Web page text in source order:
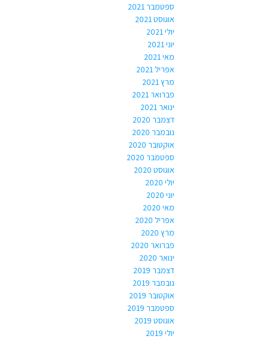
ספטמבר 2021
אוגוסט 2021
יולי 2021
יוני 2021
מאי 2021
אפריל 2021
מרץ 2021
פברואר 2021
ינואר 2021
דצמבר 2020
נובמבר 2020
אוקטובר 2020
ספטמבר 2020
אוגוסט 2020
יולי 2020
יוני 2020
מאי 2020
אפריל 2020
מרץ 2020
פברואר 2020
ינואר 2020
דצמבר 2019
נובמבר 2019
אוקטובר 2019
ספטמבר 2019
אוגוסט 2019
יולי 2019